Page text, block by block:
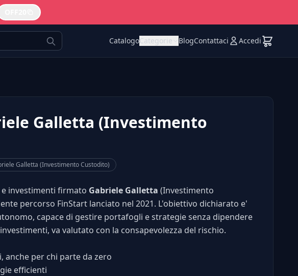
CatalogoCategorie BlogContattaci Accedi
Galletta (Investimento
Galletta (Investimento Custodito)
investimenti firmato Gabriele Galletta (Investimento
percorso FinStart lanciato nel 2021. L'obiettivo dichiarato e'
capace di gestire portafogli e strategie senza dipendere
va valutato con la consapevolezza del rischio.
anche per chi parte da zero
efficienti